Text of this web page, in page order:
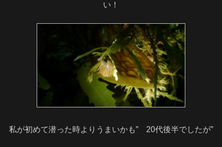
い！
私が初めて潜った時よりうまいかも” 20代後半でしたが”